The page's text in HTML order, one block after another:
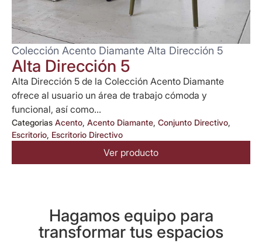
Colección Acento Diamante Alta Dirección 5
Alta Dirección 5
Alta Dirección 5 de la Colección Acento Diamante
ofrece al usuario un área de trabajo cómoda y
funcional, así como...
Categorias Acento, Acento Diamante, Conjunto Directivo,
Escritorio, Escritorio Directivo
Ver producto
Hagamos equipo para
transformar tus espacios